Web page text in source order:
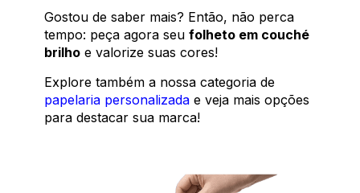
Gostou de saber mais? Então, não perca
tempo: peça agora seu folheto em couché
brilho e valorize suas cores!
Explore também a nossa categoria de
papelaria personalizada e veja mais opções
para destacar sua marca!